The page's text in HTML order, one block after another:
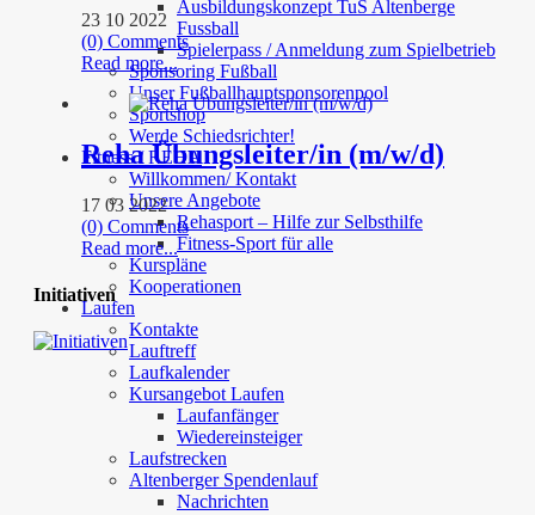
Ausbildungskonzept TuS Altenberge
Fussball
Spielerpass / Anmeldung zum Spielbetrieb
Sponsoring Fußball
Unser Fußballhauptsponsorenpool
Sportshop
Werde Schiedsrichter!
Fitness / REHA
Willkommen/ Kontakt
Unsere Angebote
Rehasport – Hilfe zur Selbsthilfe
Fitness-Sport für alle
Kurspläne
Kooperationen
Laufen
Kontakte
Lauftreff
Laufkalender
Kursangebot Laufen
Laufanfänger
Wiedereinsteiger
Laufstrecken
Altenberger Spendenlauf
Nachrichten
23 10 2022
(0) Comments
Read more...
Reha Übungsleiter/in (m/w/d)
17 03 2022
(0) Comments
Read more...
Initiativen